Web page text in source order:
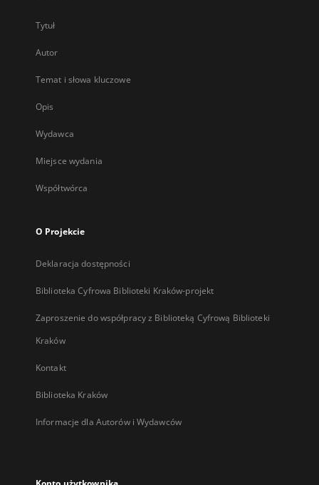
Tytuł
Autor
Temat i słowa kluczowe
Opis
Wydawca
Miejsce wydania
Współtwórca
O Projekcie
Deklaracja dostępności
Biblioteka Cyfrowa Biblioteki Kraków-projekt
Zaproszenie do współpracy z Biblioteką Cyfrową Biblioteki
Kraków
Kontakt
Biblioteka Kraków
Informacje dla Autorów i Wydawców